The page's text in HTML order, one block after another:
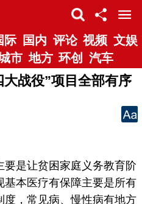
际 国内 评论 视频 文娱
市 地方 环创 汽车
战役”项目全部有序
是让贫困家庭义务教育阶
本医疗有保障主要是所有
，常见病、慢性病有地方